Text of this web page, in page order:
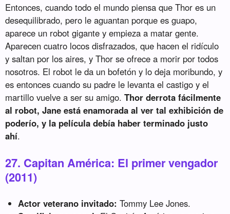
Entonces, cuando todo el mundo piensa que Thor es un
desequilibrado, pero le aguantan porque es guapo,
aparece un robot gigante y empieza a matar gente.
Aparecen cuatro locos disfrazados, que hacen el ridículo
y saltan por los aires, y Thor se ofrece a morir por todos
nosotros. El robot le da un bofetón y lo deja moribundo, y
es entonces cuando su padre le levanta el castigo y el
martillo vuelve a ser su amigo.Thor derrota fácilmente
al robot, Jane está enamorada al ver tal exhibición de
poderío, y la película debía haber terminado justo
ahí.
27. Capitan América: El primer vengador
(2011)
Actor veterano invitado: Tommy Lee Jones.